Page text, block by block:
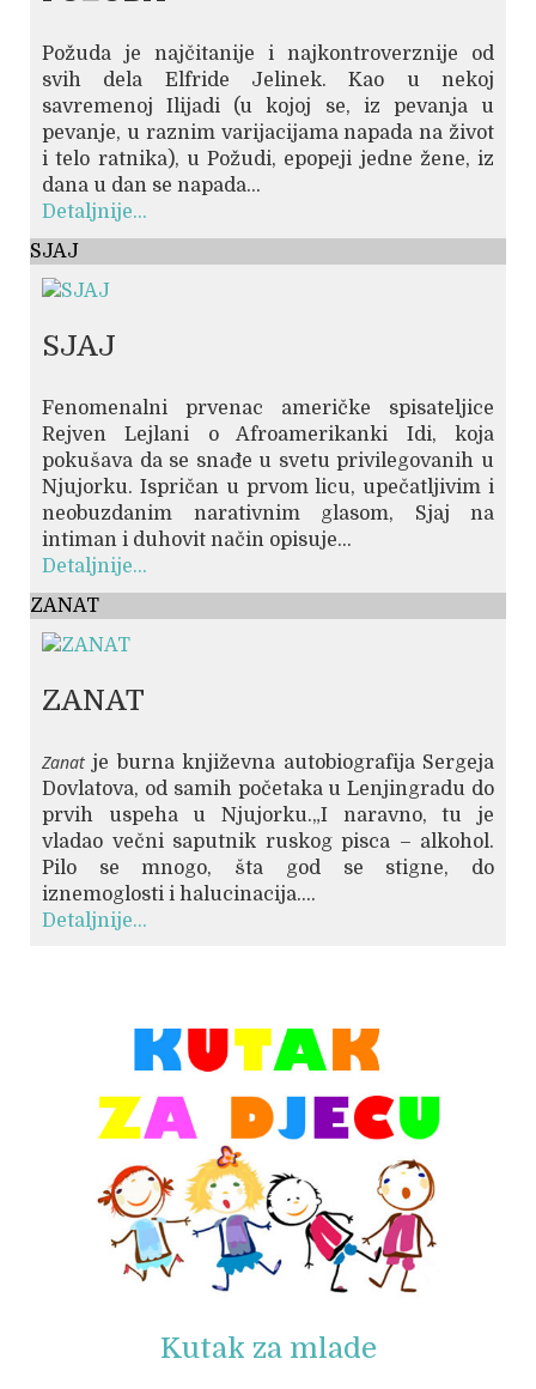
Požuda je najčitanije i najkontroverznije od
svih dela Elfride Jelinek. Kao u nekoj
savremenoj Ilijadi (u kojoj se, iz pevanja u
pevanje, u raznim varijacijama napada na život
i telo ratnika), u Požudi, epopeji jedne žene, iz
dana u dan se napada...
Detaljnije...
SJAJ
SJAJ
Fenomenalni prvenac američke spisateljice
Rejven Lejlani o Afroamerikanki Idi, koja
pokušava da se snađe u svetu privilegovanih u
Njujorku. Ispričan u prvom licu, upečatljivim i
neobuzdanim narativnim glasom, Sjaj na
intiman i duhovit način opisuje...
Detaljnije...
ZANAT
ZANAT
Zanat je burna književna autobiografija Sergeja
Dovlatova, od samih početaka u Lenjingradu do
prvih uspeha u Njujorku.„I naravno, tu je
vladao večni saputnik ruskog pisca – alkohol.
Pilo se mnogo, šta god se stigne, do
iznemoglosti i halucinacija....
Detaljnije...
Kutak za mlade